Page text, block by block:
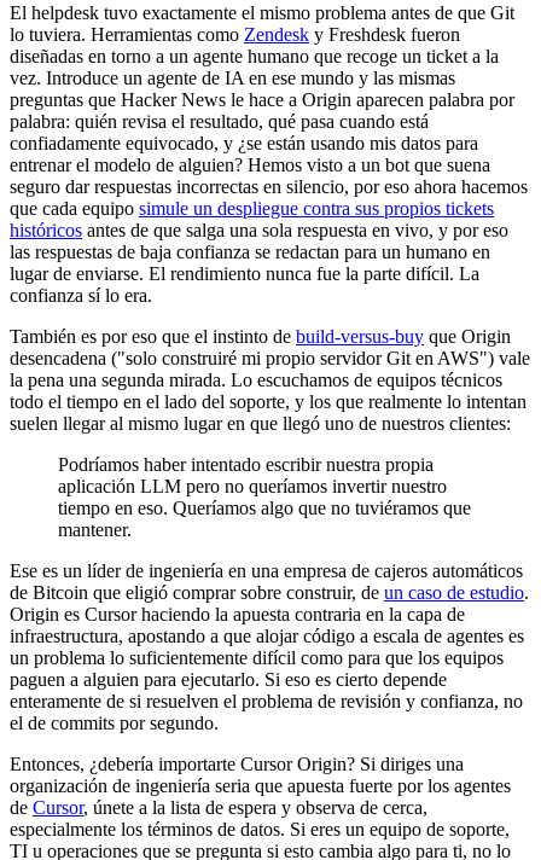
El helpdesk tuvo exactamente el mismo problema antes de que Git
lo tuviera. Herramientas como Zendesk y Freshdesk fueron
diseñadas en torno a un agente humano que recoge un ticket a la
vez. Introduce un agente de IA en ese mundo y las mismas
preguntas que Hacker News le hace a Origin aparecen palabra por
palabra: quién revisa el resultado, qué pasa cuando está
confiadamente equivocado, y ¿se están usando mis datos para
entrenar el modelo de alguien? Hemos visto a un bot que suena
seguro dar respuestas incorrectas en silencio, por eso ahora hacemos
que cada equipo simule un despliegue contra sus propios tickets
históricos antes de que salga una sola respuesta en vivo, y por eso
las respuestas de baja confianza se redactan para un humano en
lugar de enviarse. El rendimiento nunca fue la parte difícil. La
confianza sí lo era.
También es por eso que el instinto de build-versus-buy que Origin
desencadena ("solo construiré mi propio servidor Git en AWS") vale
la pena una segunda mirada. Lo escuchamos de equipos técnicos
todo el tiempo en el lado del soporte, y los que realmente lo intentan
suelen llegar al mismo lugar en que llegó uno de nuestros clientes:
Podríamos haber intentado escribir nuestra propia
aplicación LLM pero no queríamos invertir nuestro
tiempo en eso. Queríamos algo que no tuviéramos que
mantener.
Ese es un líder de ingeniería en una empresa de cajeros automáticos
de Bitcoin que eligió comprar sobre construir, de un caso de estudio.
Origin es Cursor haciendo la apuesta contraria en la capa de
infraestructura, apostando a que alojar código a escala de agentes es
un problema lo suficientemente difícil como para que los equipos
paguen a alguien para ejecutarlo. Si eso es cierto depende
enteramente de si resuelven el problema de revisión y confianza, no
el de commits por segundo.
Entonces, ¿debería importarte Cursor Origin? Si diriges una
organización de ingeniería seria que apuesta fuerte por los agentes
de Cursor, únete a la lista de espera y observa de cerca,
especialmente los términos de datos. Si eres un equipo de soporte,
TI u operaciones que se pregunta si esto cambia algo para ti, no lo